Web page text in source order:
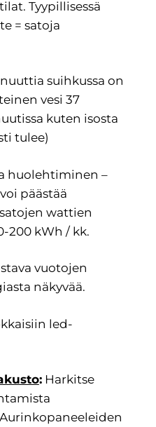
Tyypillisessä
= satoja
suihkussa on
vesi 37
kuten isosta
tulee)
huolehtiminen –
päästää
wattien
200 kWh / kk.
vuotojen
näkyvää.
led-
:Harkitse